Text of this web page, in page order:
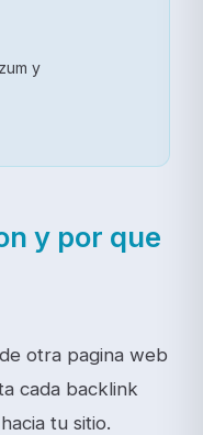
y
y por que
otra pagina web
cada backlink
tu sitio.